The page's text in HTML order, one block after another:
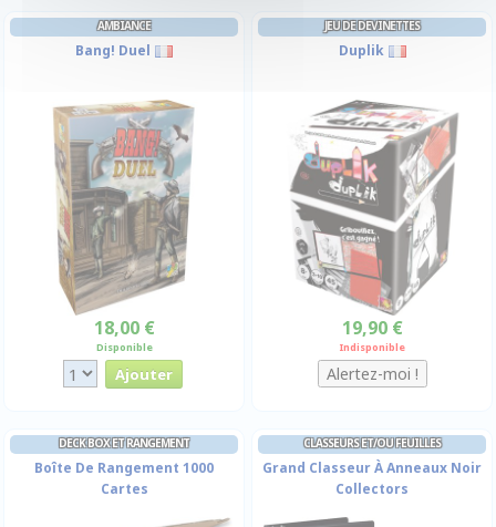
AMBIANCE
Bang! Duel
18,00 €
Disponible
JEU DE DEVINETTES
Duplik
19,90 €
Indisponible
DECK BOX ET RANGEMENT
Boîte De Rangement 1000
Cartes
CLASSEURS ET/OU FEUILLES
Grand Classeur À Anneaux Noir
Collectors